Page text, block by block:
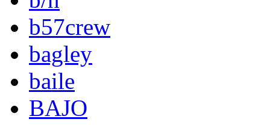
b57crew
bagley
baile
BAJO